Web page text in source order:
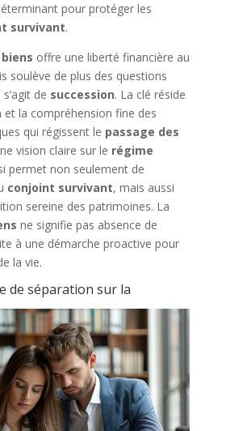
pour protéger les
survivant.
offre une liberté financière au
soulève de plus des questions
de succession. La clé réside
et la compréhension fine des
qui régissent le passage des
vision claire sur le régime
permet non seulement de
conjoint survivant, mais aussi
sereine des patrimoines. La
ne signifie pas absence de
à une démarche proactive pour
la vie.
de séparation sur la